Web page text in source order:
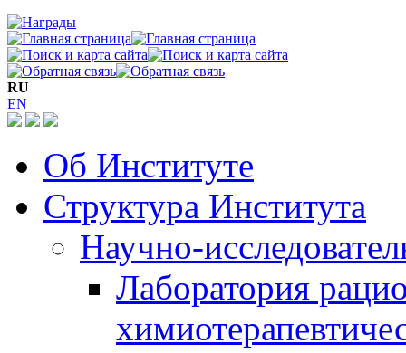
RU
EN
Об Институте
Структура Института
Научно-
Лаборатория